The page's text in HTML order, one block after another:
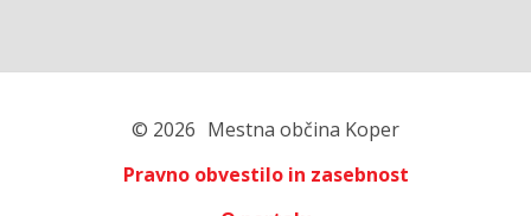
© 2026 Mestna občina Koper
Pravno obvestilo in zasebnost